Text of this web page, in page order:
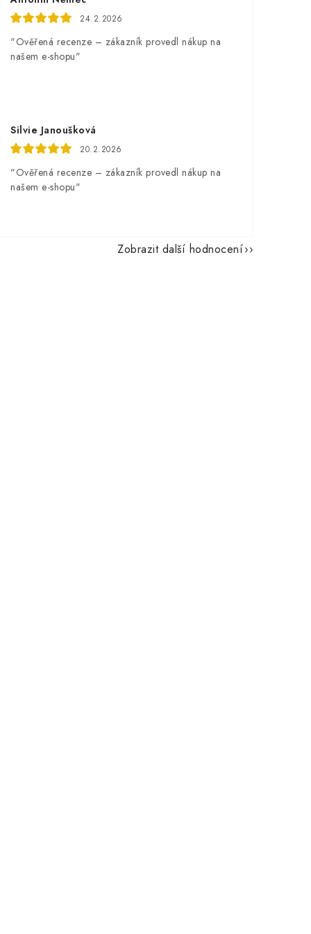
24.2.2026
"Ověřená recenze – zákazník provedl nákup na
našem e-shopu"
Silvie Janoušková
20.2.2026
"Ověřená recenze – zákazník provedl nákup na
našem e-shopu"
Zobrazit další hodnocení